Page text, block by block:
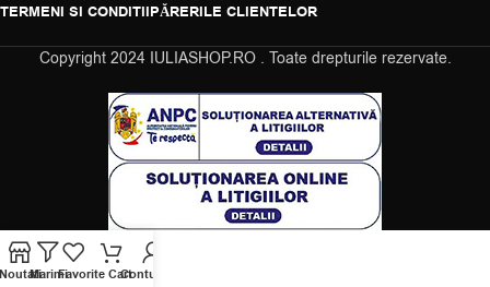
TERMENI SI CONDITIIPĂRERILE CLIENTELOR
Copyright 2024 IULIASHOP.RO . Toate drepturile rezervate.
MarimiFavorite CartContul Meu
Gina din Galati a cumparat
Bluza Dama Steven Alba cu Print Floral Albastru
About 5 hours ago